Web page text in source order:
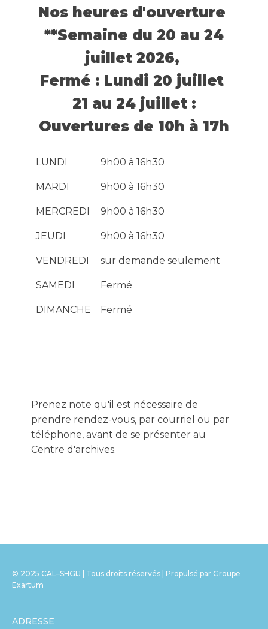
Nos heures d'ouverture
**Semaine du 20 au 24
juillet 2026,
Fermé : Lundi 20 juillet
21 au 24 juillet :
Ouvertures de 10h à 17h
LUNDI 9h00 à 16h30
MARDI 9h00 à 16h30
MERCREDI 9h00 à 16h30
JEUDI 9h00 à 16h30
VENDREDI sur demande seulement
SAMEDI Fermé
DIMANCHE Fermé
Prenez note qu'il est nécessaire de
prendre rendez-vous, par courriel ou par
téléphone, avant de se présenter au
Centre d'archives.
© 2025 CAL–SHGIJ | Tous droits réservés | Propulsé par Groupe
Exartum
ADRESSE